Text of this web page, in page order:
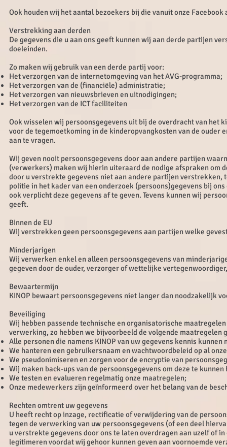
Ook houden wij het aantal bezoekers bij die vanuit onze
Verstrekking aan derden
De gegevens die u aan ons geeft kunnen wij aan derde partijen
doeleinden.
Zo maken wij gebruik van een derde partij voor:
Het verzorgen van de internetomgeving van het AVG-programma;
Het verzorgen van de (financiële) administratie;
Het verzorgen van nieuwsbrieven en uitnodigingen;
Het verzorgen van de ICT faciliteiten
Ook wisselen wij persoonsgegevens uit bij de overdracht van het
voor de tegemoetkoming in de kinderopvangkosten van de ouder
aan te vragen.
Wij geven nooit persoonsgegevens door aan andere partijen
(verwerkers) maken wij hierin uiteraard de nodige afspraken om
door u verstrekte gegevens niet aan andere partijen
politie in het kader van een onderzoek (persoons)gegevens bij
ook verplicht deze gegevens af te geven. Tevens kunnen wij
geeft.
Binnen de EU
Wij verstrekken geen persoonsgegevens aan partijen welke
Minderjarigen
Wij verwerken enkel en alleen persoonsgegevens van
gegeven door de ouder, verzorger of wettelijke
Bewaartermijn
KINOP bewaart persoonsgegevens niet langer dan noodzakelijk
Beveiliging
Wij hebben passende technische en organisatorische
verwerking, zo hebben we bijvoorbeeld de volgende maatregelen
Alle personen die namens KINOP van uw gegevens kennis
We hanteren een gebruikersnaam en wachtwoordbeleid op al
We pseudonimiseren en zorgen voor de encryptie van
Wij maken back-ups van de persoonsgegevens om deze te
We testen en evalueren regelmatig onze maatregelen;
Onze medewerkers zijn geïnformeerd over het belang van de
Rechten omtrent uw gegevens
U heeft recht op inzage, rectificatie of verwijdering van de
tegen de verwerking van uw persoonsgegevens (of een deel
u verstrekte gegevens door ons te laten overdragen aan uzelf of
legitimeren voordat wij gehoor kunnen geven aan voornoemde